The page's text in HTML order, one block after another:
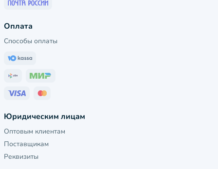
Оплата
Способы оплаты
Юридическим лицам
Оптовым клиентам
Поставщикам
Реквизиты